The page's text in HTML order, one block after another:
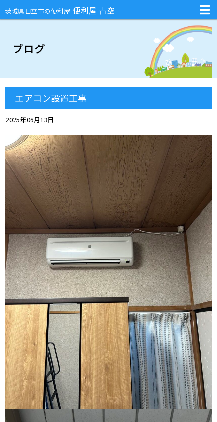
茨城県日立市の便利屋 便利屋 青空
不用品回収・部屋の片付け・庭のお手入れ・ハチの巣駆除・引越し
ブログ
エアコン設置工事
2025年06月13日